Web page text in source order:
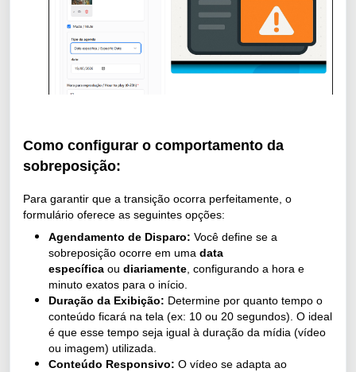
Como configurar o comportamento da
sobreposição:
Para garantir que a transição ocorra perfeitamente, o
formulário oferece as seguintes opções:
Agendamento de Disparo: Você define se a
sobreposição ocorre em uma data
específica ou diariamente , configurando a hora e
minuto exatos para o início.
Duração da Exibição: Determine por quanto tempo o
conteúdo ficará na tela (ex: 10 ou 20 segundos). O ideal
é que esse tempo seja igual à duração da mídia (vídeo
ou imagem) utilizada.
Conteúdo Responsivo: O vídeo se adapta ao